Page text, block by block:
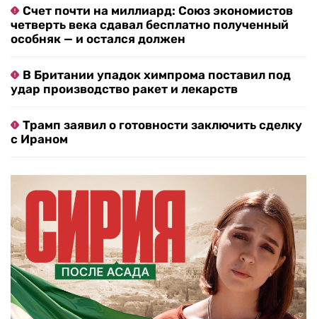
Счет почти на миллиард: Союз экономистов
четверть века сдавал бесплатно полученный
особняк — и остался должен
В Британии упадок химпрома поставил под
удар производство ракет и лекарств
Трамп заявил о готовности заключить сделку
с Ираном